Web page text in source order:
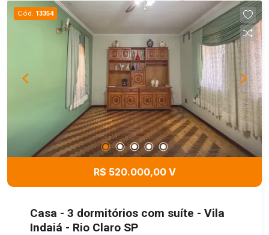
visita e conheça este excelente imóvel!
Cód. 13354
R$ 520.000,00 V
Casa - 3 dormitórios com suíte - Vila
Indaiá - Rio Claro SP